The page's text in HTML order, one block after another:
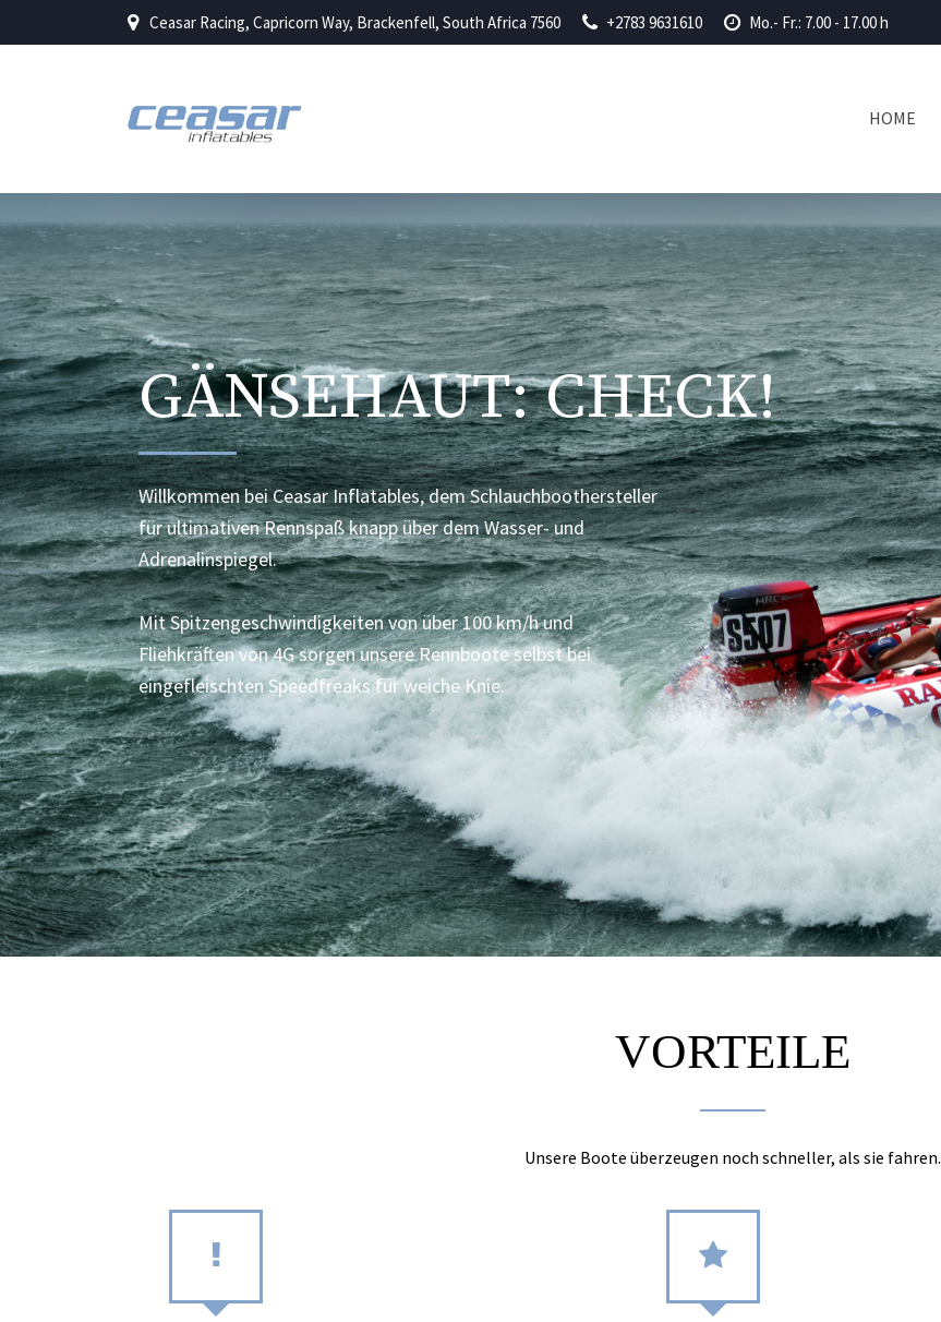
Ceasar Racing, Capricorn Way, Brackenfell, South Africa 7560 +2783 9631610 Mo.- Fr.: 7.00 - 17.00 h
HOME
GÄNSEHAUT: CHECK!
Willkommen bei Ceasar Inflatables, dem Schlauchboothersteller
für ultimativen Rennspaß knapp über dem Wasser- und
Adrenalinspiegel.
Mit Spitzengeschwindigkeiten von über 100 km/h und
Fliehkräften von 4G sorgen unsere Rennboote selbst bei
eingefleischten Speedfreaks für weiche Knie.
VORTEILE
Unsere Boote überzeugen noch schneller, als sie fahren.